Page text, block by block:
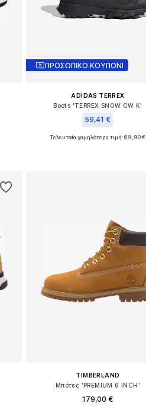
ΠΡΟΣΩΠΙΚΟ ΚΟΥΠΟΝΙ
ADIDAS TERREX
Boots 'TERREX SNOW CW K'
59,41 €
Διαθέσιμο σε πολλά μεγέθη
Τελευταία χαμηλότερη τιμή:69,90 €
TIMBERLAND
Μπότες 'PREMIUM 6 INCH'
179,00 €